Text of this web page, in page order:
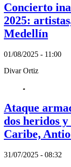
Concierto
2025:
Medellín
01/08/2025 - 11:00
Divar Ortiz
Ataque
dos heridos
Caribe,
31/07/2025 - 08:32